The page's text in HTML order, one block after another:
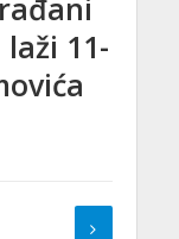
11-